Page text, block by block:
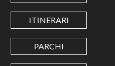
ITINERARI
PARCHI